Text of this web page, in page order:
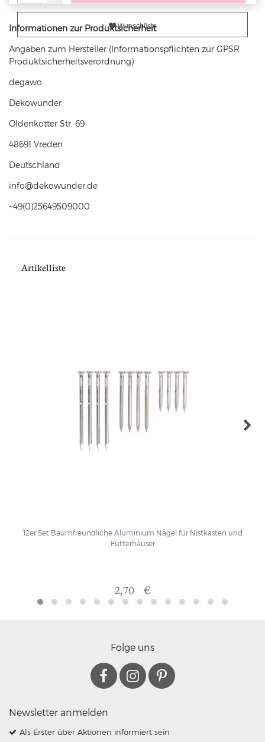
Wunschliste
Informationen zur Produktsicherheit
Angaben zum Hersteller (Informationspflichten zur GPSR
Produktsicherheitsverordnung)
degawo
Dekowunder
Oldenkotter Str. 69
48691 Vreden
Deutschland
info@dekowunder.de
+49(0)25649509000
Artikelliste
12er Set Baumfreundliche Aluminium Nägel für Nistkästen und
Futterhäuser
2,70 €
Folge uns
Newsletter anmelden
Als Erster über Aktionen informiert sein